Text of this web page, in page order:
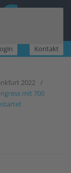
Kontakt
2022
mit 700